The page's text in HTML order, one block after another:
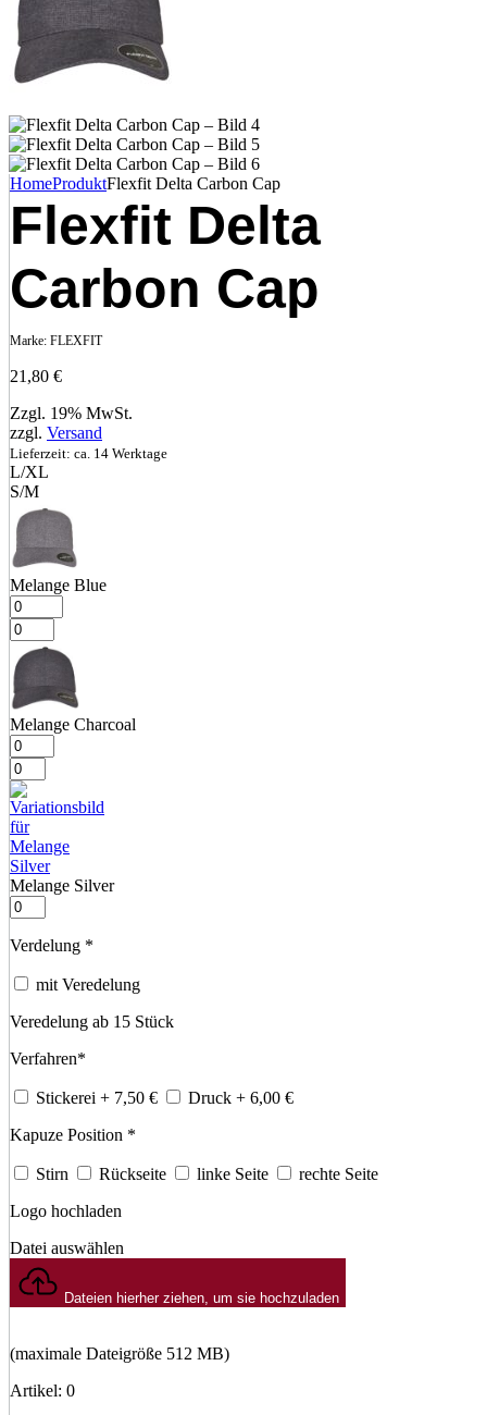
HomeProduktFlexfit Delta Carbon Cap
Flexfit Delta
Carbon Cap
Marke: FLEXFIT
21,80 €
Zzgl. 19% MwSt.
zzgl. Versand
Lieferzeit: ca. 14 Werktage
L/XL
S/M
Melange Blue
Melange Charcoal
Melange Silver
Verdelung *
mit Veredelung
Veredelung ab 15 Stück
Verfahren*
Stickerei + 7,50 € Druck + 6,00 €
Kapuze Position *
Stirn Rückseite linke Seite
rechte Seite
Logo hochladen
Datei auswählen
Dateien hierher ziehen, um sie hochzuladen
(maximale Dateigröße 512 MB)
Artikel: 0